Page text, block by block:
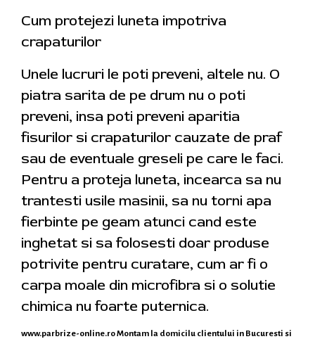
Cum protejezi luneta impotriva
crapaturilor
Unele lucruri le poti preveni, altele nu. O
piatra sarita de pe drum nu o poti
preveni, insa poti preveni aparitia
fisurilor si crapaturilor cauzate de praf
sau de eventuale greseli pe care le faci.
Pentru a proteja luneta, incearca sa nu
trantesti usile masinii, sa nu torni apa
fierbinte pe geam atunci cand este
inghetat si sa folosesti doar produse
potrivite pentru curatare, cum ar fi o
carpa moale din microfibra si o solutie
chimica nu foarte puternica.
www.parbrize-online.roMontam la domicilu clientului in Bucuresti si